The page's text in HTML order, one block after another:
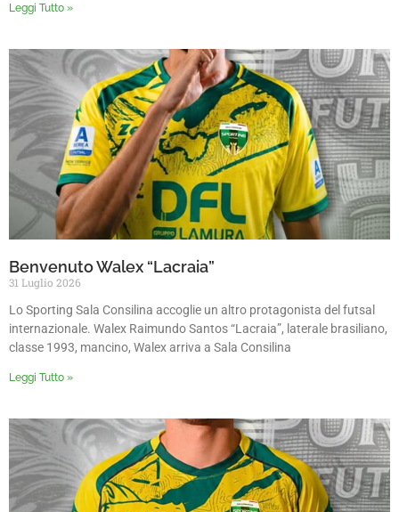
Leggi Tutto »
Benvenuto Walex “Lacraia”
31 Luglio 2026
Lo Sporting Sala Consilina accoglie un altro protagonista del futsal
internazionale. Walex Raimundo Santos “Lacraia”, laterale brasiliano,
classe 1993, mancino, Walex arriva a Sala Consilina
Leggi Tutto »